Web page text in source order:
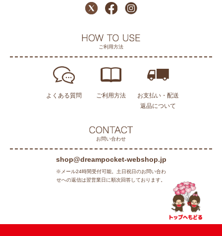
お問い合わせ
shop@dreampocket-webshop.jp
※メール24時間受付可能。土日祝日のお問い合わ
せへの返信は翌営業日に順次回答しております。
ご利用方法
よくある質問 ご利用方法
お支払い・配送
返品について